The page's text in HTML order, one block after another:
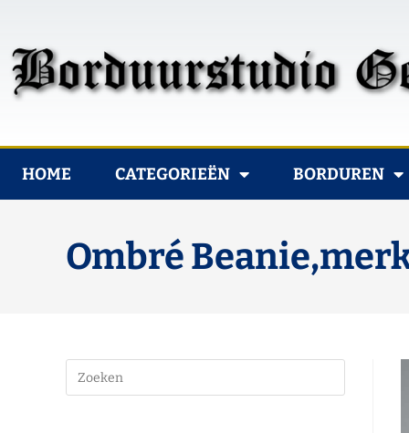
HOME CATEGORIEËN BORDUREN
Ombré